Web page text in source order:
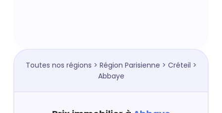
Toutes nos régions > Région Parisienne > Créteil >
Abbaye